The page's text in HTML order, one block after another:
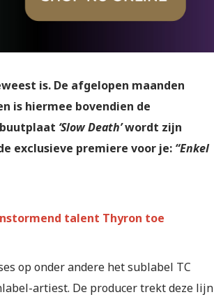
is. De afgelopen maanden
is hiermee bovendien de
‘Slow Death’wordt zijn
exclusieve premiere voor je: “Enkel
talent Thyron toe
op onder andere het sublabel TC
artiest. De producer trekt deze lijn